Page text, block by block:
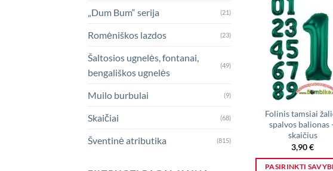
„Dum Bum“ serija (21)
Romėniškos lazdos (23)
Šaltosios ugnelės, fontanai,
bengališkos ugnelės
(49)
Muilo burbulai (9)
Skaičiai (68)
Šventinė atributika (815)
variants.
The
options
may
be
chosen
the
product
page
Folinis tamsiai
spalvos balionas
skaičius
3,90€
PASIRINKTI